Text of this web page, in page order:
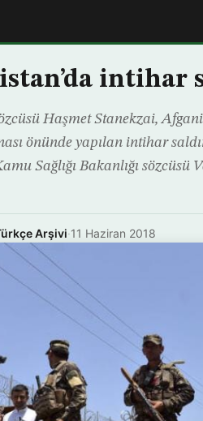
intihar
Haşmet Stanekzai,
önünde yapılan intihar
Sağlığı Bakanlığı
Arşivi·11 Haziran 2018